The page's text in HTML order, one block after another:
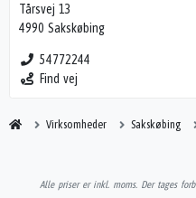
Tårsvej 13
4990 Sakskøbing
54772244
Find vej
Virksomheder Sakskøbing
Alle priser er inkl. moms. Der tages